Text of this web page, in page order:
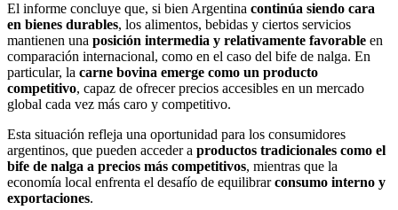
El informe concluye que, si bien Argentina continúa siendo cara
en bienes durables, los alimentos, bebidas y ciertos servicios
mantienen una posición intermedia y relativamente favorable en
comparación internacional, como en el caso del bife de nalga. En
particular, la carne bovina emerge como un producto
competitivo, capaz de ofrecer precios accesibles en un mercado
global cada vez más caro y competitivo.
Esta situación refleja una oportunidad para los consumidores
argentinos, que pueden acceder a productos tradicionales como el
bife de nalga a precios más competitivos, mientras que la
economía local enfrenta el desafío de equilibrarconsumo interno y
exportaciones.